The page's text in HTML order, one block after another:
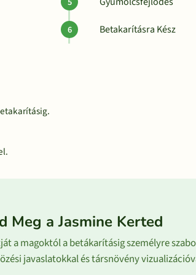
Betakarításra Kész
Meg a Jasmine Kerted
a magoktól a betákarításig személyre
javaslatokkal és társnövény